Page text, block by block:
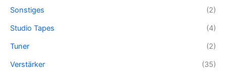
Sonstiges
(2)
Studio Tapes
(4)
Tuner
(2)
Verstärker
(35)